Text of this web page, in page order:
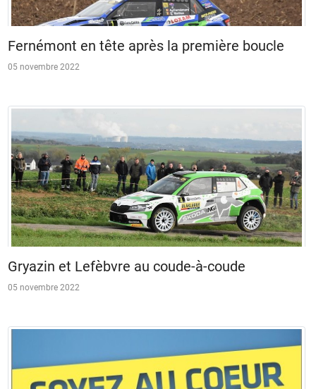
Fernémont en tête après la première boucle
05 novembre 2022
Gryazin et Lefèbvre au coude-à-coude
05 novembre 2022